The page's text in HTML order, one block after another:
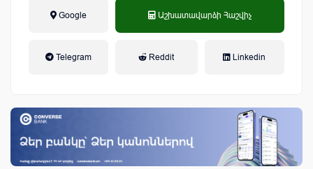
Google Աշխատավարձի Հաշվիչ
Telegram Reddit Linkedin